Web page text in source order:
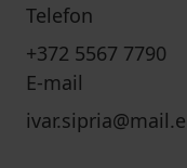
Telefon
+372 5567 7790
E-mail